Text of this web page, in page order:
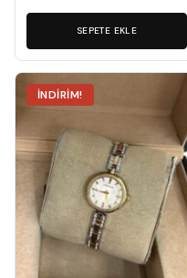
fiyat:
₺350,00.
andaki
fiyat:
₺219,90.
SEPETE EKLE
İNDIRIM!